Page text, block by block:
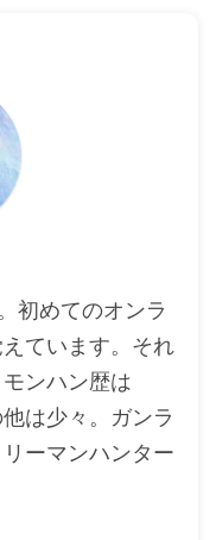
初めてのオンラ
ています。それ
ンハン歴は
は少々。ガンラ
ーマンハンター